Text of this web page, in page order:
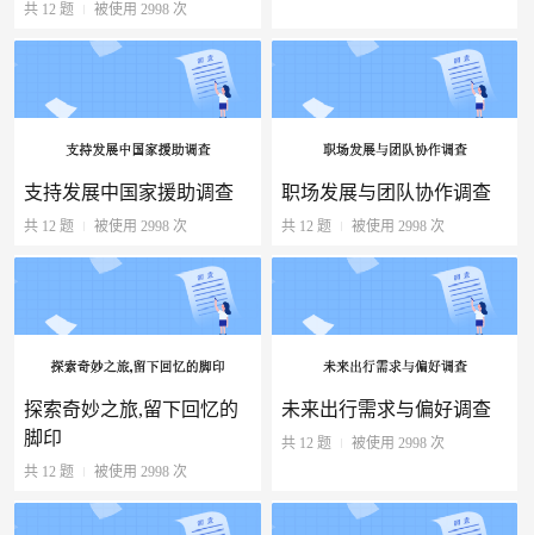
共 12 题 被使用 2998 次
支持发展中国家援助调查
共 12 题 被使用 2998 次
职场发展与团队协作调查
共 12 题 被使用 2998 次
探索奇妙之旅,留下回忆的
脚印
共 12 题 被使用 2998 次
未来出行需求与偏好调查
共 12 题 被使用 2998 次